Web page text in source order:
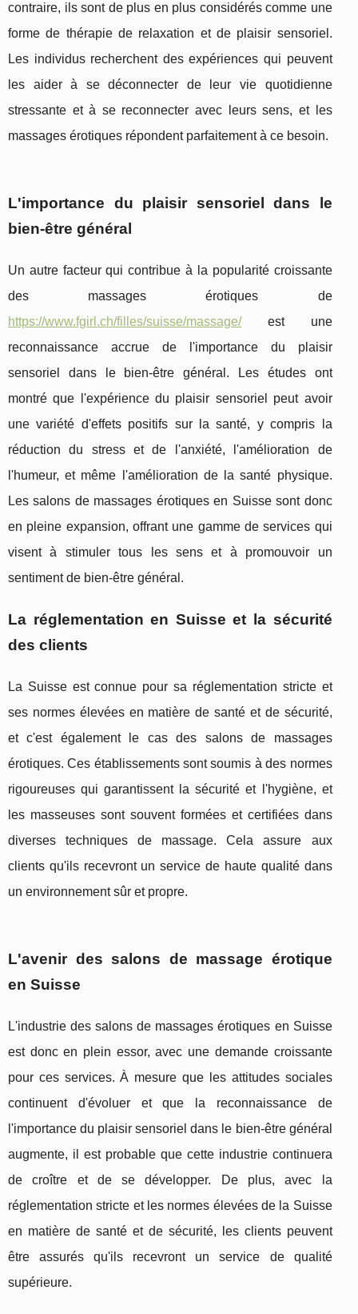
contraire, ils sont de plus en plus considérés comme une
forme de thérapie de relaxation et de plaisir sensoriel.
Les individus recherchent des expériences qui peuvent
les aider à se déconnecter de leur vie quotidienne
stressante et à se reconnecter avec leurs sens, et les
massages érotiques répondent parfaitement à ce besoin.
L'importance du plaisir sensoriel dans le
bien-être général
Un autre facteur qui contribue à la popularité croissante
des massages érotiques de
https://www.fgirl.ch/filles/suisse/massage/est une
reconnaissance accrue de l'importance du plaisir
sensoriel dans le bien-être général. Les études ont
montré que l'expérience du plaisir sensoriel peut avoir
une variété d'effets positifs sur la santé, y compris la
réduction du stress et de l'anxiété, l'amélioration de
l'humeur, et même l'amélioration de la santé physique.
Les salons de massages érotiques en Suisse sont donc
en pleine expansion, offrant une gamme de services qui
visent à stimuler tous les sens et à promouvoir un
sentiment de bien-être général.
La réglementation en Suisse et la sécurité
des clients
La Suisse est connue pour sa réglementation stricte et
ses normes élevées en matière de santé et de sécurité,
et c'est également le cas des salons de massages
érotiques. Ces établissements sont soumis à des normes
rigoureuses qui garantissent la sécurité et l'hygiène, et
les masseuses sont souvent formées et certifiées dans
diverses techniques de massage. Cela assure aux
clients qu'ils recevront un service de haute qualité dans
un environnement sûr et propre.
L'avenir des salons de massage érotique
en Suisse
L'industrie des salons de massages érotiques en Suisse
est donc en plein essor, avec une demande croissante
pour ces services. À mesure que les attitudes sociales
continuent d'évoluer et que la reconnaissance de
l'importance du plaisir sensoriel dans le bien-être général
augmente, il est probable que cette industrie continuera
de croître et de se développer. De plus, avec la
réglementation stricte et les normes élevées de la Suisse
en matière de santé et de sécurité, les clients peuvent
être assurés qu'ils recevront un service de qualité
supérieure.